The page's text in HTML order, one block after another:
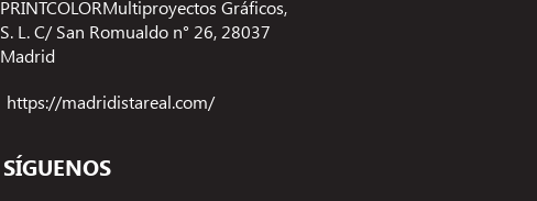
PRINTCOLORMultiproyectos Gráficos,
S. L. C/ San Romualdo n° 26, 28037
Madrid
https://madridistareal.com/
SÍGUENOS